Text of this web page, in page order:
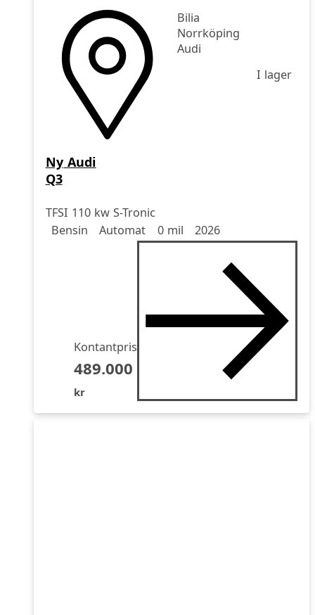
Bilia
Norrköping
Audi
I lager
Ny Audi
Q3
TFSI 110 kw S-Tronic
Drivmedel
Bensin
Drivmedel Automat
Miltal 0 mil
årsmodell 2026
Kontantpris
489.000
kr